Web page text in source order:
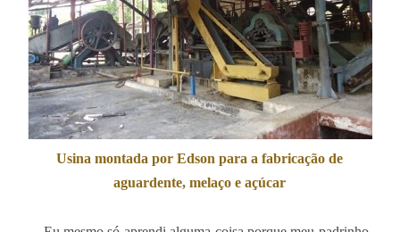
Usina montada por Edson para a fabricação de
aguardente, melaço e açúcar